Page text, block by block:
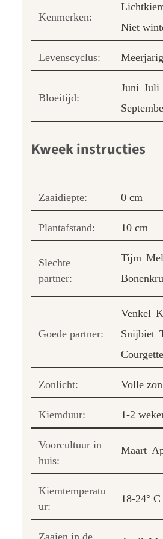
Kenmerken:
Niet
Levenscyclus: Meerjarig
Bloeitijd:
Juni Juli
Kweek instructies
Zaaidiepte: 0 cm
Plantafstand: 10 cm
Slechte
partner:
Tijm
Goede partner:
Venkel
Snijbiet
Courgette
Zonlicht: Volle zon
Kiemduur: 1-2
Voorcultuur in
huis:
Maart
Kiemtemperatu
ur:
18-24° C